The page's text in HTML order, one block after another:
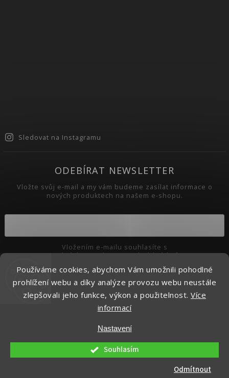
Používáme cookies, abychom Vám umožnili pohodlné
prohlížení webu a díky analýze provozu webu neustále
zlepšovali jeho funkce, výkon a použitelnost. Více
informací
Nastavení
Odmítnout
Souhlasím
Sledovat na Instagramu
ODEBÍRAT NEWSLETTER
Vložte svůj e-mail a my vám budeme zasílat informace o
nových produktech na našem e-shopu.
podmínkami ochrany osobních údajů
Přihlásit se
Upravit nastavení cookies
Shoptet| Design